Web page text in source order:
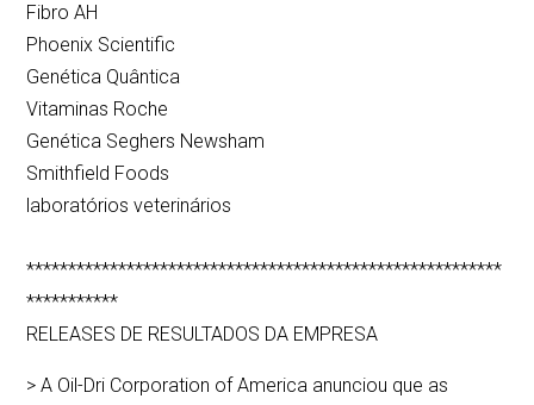
Fibro AH
Phoenix Scientific
Genética Quântica
Vitaminas Roche
Genética Seghers Newsham
Smithfield Foods
laboratórios veterinários
*********************************************************
***********
RELEASES DE RESULTADOS DA EMPRESA
> A Oil-Dri Corporation of America anunciou que as